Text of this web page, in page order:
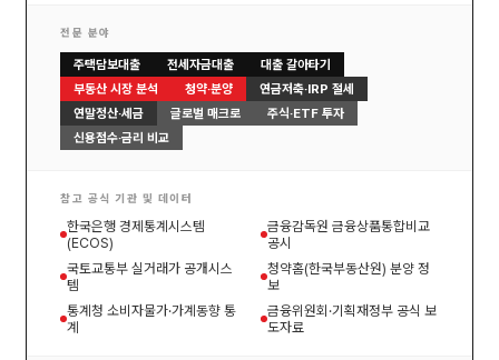
전문 분야
주택담보대출 전세자금대출
대출 갈아타기
부동산 시장 분석
청약·분양
연금저축·IRP 절세
연말정산·세금
글로벌 매크로
주식·ETF 투자
신용점수·금리 비교
참고 공식 기관 및 데이터
한국은행 경제통계시스템
(ECOS)
금융감독원 금융상품통합비교
공시
국토교통부 실거래가 공개시스
템
청약홈(한국부동산원) 분양 정
보
통계청 소비자물가·가계동향 통
계
금융위원회·기획재정부 공식 보
도자료